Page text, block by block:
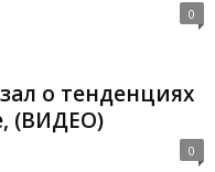
0
о тенденциях
(ВИДЕО)
0